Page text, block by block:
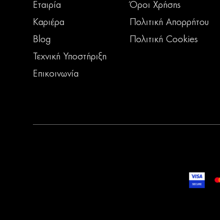
Εταιρία
Καριέρα
Blog
Τεχνική Υποστήριξη
Επικοινωνία
Όροι Χρήσης
Πολιτική Απορρήτου
Πολιτική Cookies